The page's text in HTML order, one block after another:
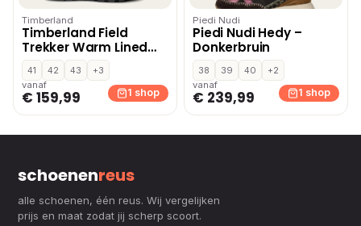
Timberland
Timberland Field
Trekker Warm Lined
hoge sneakers – Geel
41 42 43
+3
vanaf
€ 159,99 1 shop
Piedi Nudi
Piedi Nudi Hedy –
Donkerbruin
38 39 40
+2
vanaf
€ 239,99 1 shop
schoenenreus
alle schoenen, één reus. Wij vergelijken
prijs en maat zodat jij scherp scoort.